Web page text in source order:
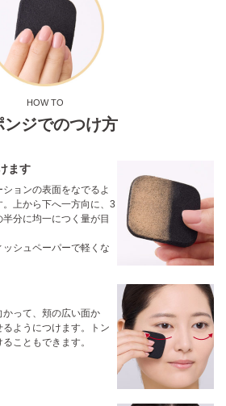
HOW TO
ンジでのつけ方
ます
ョンの表面をなでるよ
上から下へ一方向に、3
分に均一につく量が目
シュペーパーで軽くな
って、頬の広い面か
ようにつけます。トン
こともできます。